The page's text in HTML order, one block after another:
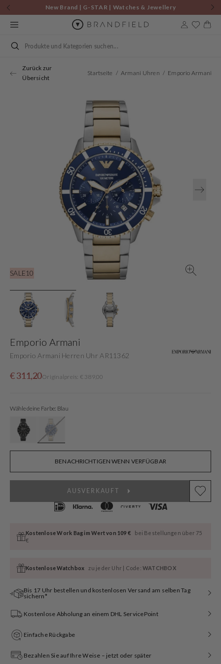
Zum
Inhalt
springen
New Brand | G-STAR | Watches & Jewellery
Suchen
Zurück zur
Übersicht
Startseite Armani Uhren
SALE10
Öffnen
Sie
Medien
1
in
der
Galerieansicht
Emporio Armani
Emporio Armani Herren Uhr AR11362
Verkaufspreis
€ 311,20
NormalerOriginalpreis: € 389,00
Wähle deine Farbe: Blau
BENACHRICHTIGEN WENN VERFÜGBAR
AUSVERKAUFT
Kostenlose Work Bag im Wert von 109 €
bei Bestellungen über 75
€
Kostenlose Watchbox zu jeder Uhr | Code:WATCHBOX
Bis 17 Uhr bestellen und kostenlosen Versand am selben Tag
sichern*
Kostenlose Abholung an einem DHL ServicePoint
Einfache Rückgabe
Bezahlen Sie auf Ihre Weise – jetzt oder später